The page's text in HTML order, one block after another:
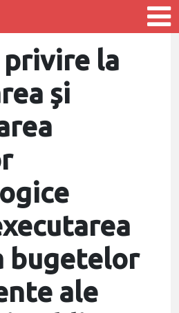
privire la
și
bugetelor
ale